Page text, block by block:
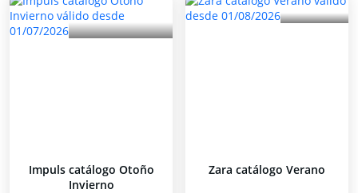
Impuls catálogo Otoño
Invierno
Zara catálogo Verano